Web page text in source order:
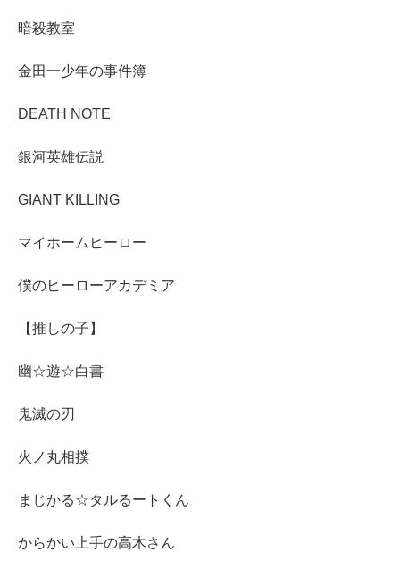
暗殺教室
金田一少年の事件簿
DEATH NOTE
銀河英雄伝説
GIANT KILLING
マイホームヒーロー
僕のヒーローアカデミア
【推しの子】
幽☆遊☆白書
鬼滅の刃
火ノ丸相撲
まじかる☆タルるートくん
からかい上手の高木さん